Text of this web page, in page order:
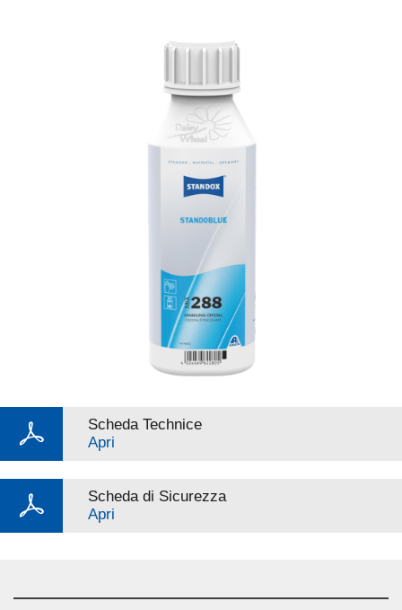
Scheda Technice
Apri
Scheda di Sicurezza
Apri